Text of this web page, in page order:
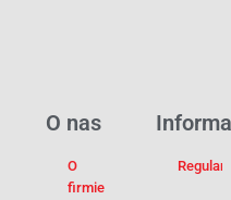
O nas
O
firmie